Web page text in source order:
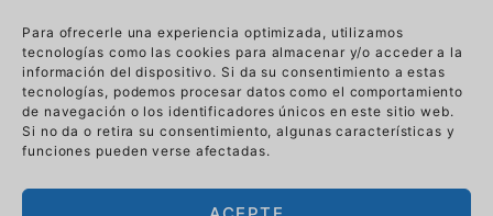
Para ofrecerle una experiencia optimizada, utilizamos
tecnologías como las cookies para almacenar y/o acceder a la
información del dispositivo. Si da su consentimiento a estas
tecnologías, podemos procesar datos como el comportamiento
de navegación o los identificadores únicos en este sitio web.
Si no da o retira su consentimiento, algunas características y
funciones pueden verse afectadas.
Arte para llevar - lujo que vive
Imagine que su obra de arte le acompaña en
su vida cotidiana.Viste lujo que vive y dale
historia se convierte en parte del arte.